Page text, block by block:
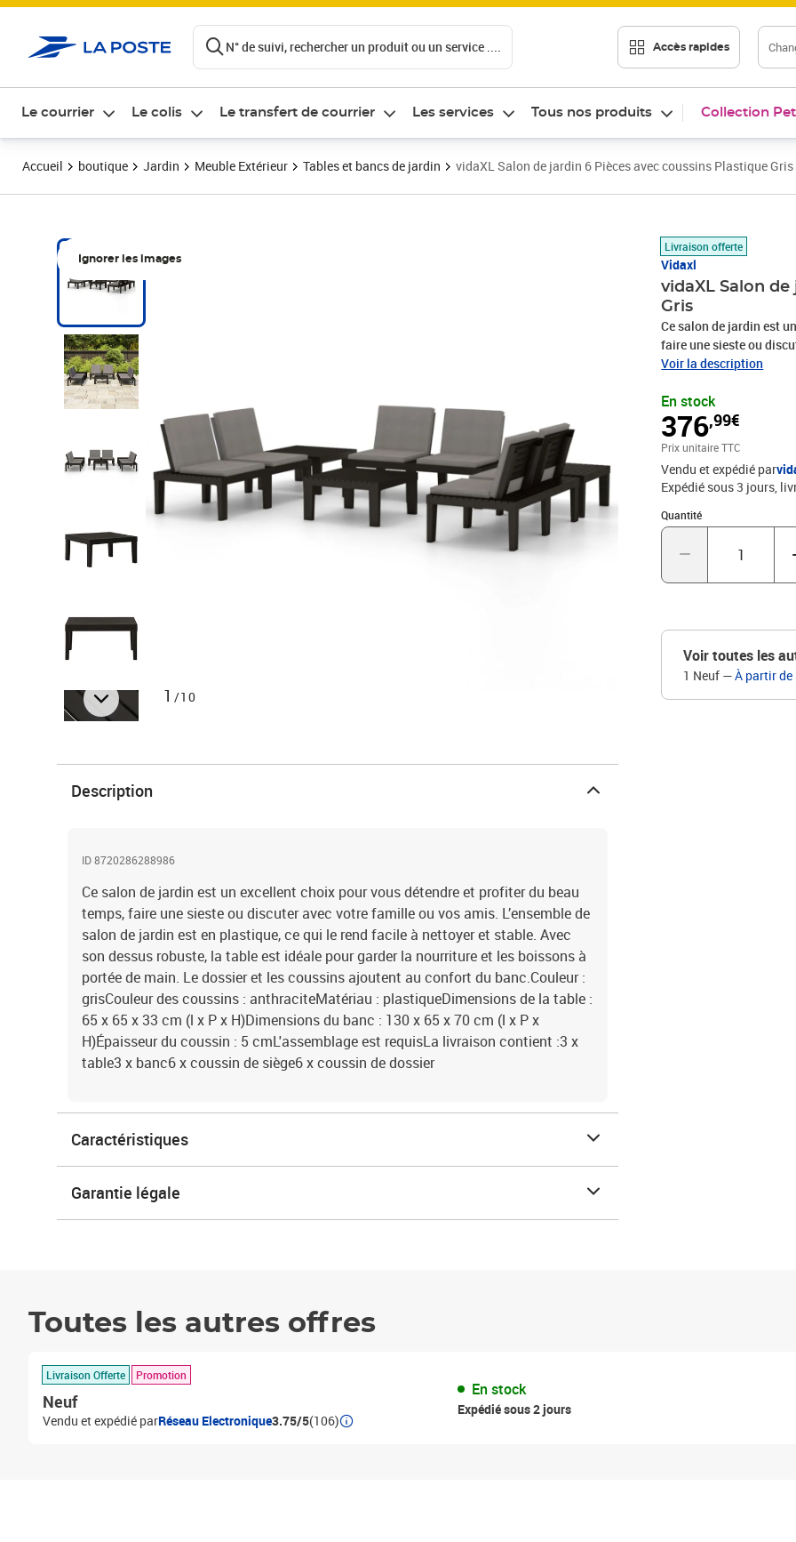
N° de suivi, rechercher un produit ou un service .... Accès rapides
Le courrier Le colis Le transfert de courrier Les services Tous nos produits Collection
Accueil boutique Jardin Meuble Extérieur Tables et bancs de jardin vidaXL Salon de jardin 6 Pièces avec coussins Plastique Gris
Ignorer les images
1 /10
Livraison offerte
Vidaxl
vidaXL Salon
Gris
Ce salon de jardin est
faire une sieste ou
jardin est en plastique,
Le dossier et les
coussins :
P x H)Dimensions du
cmL'assemblage est
siège6 x coussin de
Voir la description
En stock
376,99€
Prix 376,99€
Prix unitaire TTC
Vendu et expédié par
Expédié sous 3 jours
Quantité
Quantité : 1
Voir toutes les
1 Neuf —À partir de
Description
ID 8720286288986
Ce salon de jardin est un excellent choix pour vous détendre et profiter du beau
temps, faire une sieste ou discuter avec votre famille ou vos amis. L’ensemble de
salon de jardin est en plastique, ce qui le rend facile à nettoyer et stable. Avec
son dessus robuste, la table est idéale pour garder la nourriture et les boissons à
portée de main. Le dossier et les coussins ajoutent au confort du banc.Couleur :
grisCouleur des coussins : anthraciteMatériau : plastiqueDimensions de la table :
65 x 65 x 33 cm (l x P x H)Dimensions du banc : 130 x 65 x 70 cm (l x P x
H)Épaisseur du coussin : 5 cmL'assemblage est requisLa livraison contient :3 x
table3 x banc6 x coussin de siège6 x coussin de dossier
Caractéristiques
Garantie légale
Toutes les autres offres
Livraison Offerte Promotion
Neuf
Vendu et expédié parRéseau Electronique3.75/5(106)
En stock
Expédié sous 2 jours